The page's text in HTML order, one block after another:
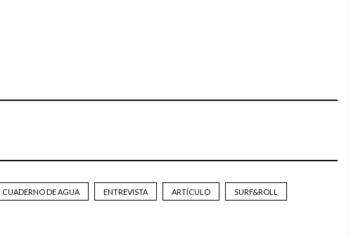
CUADERNO DE AGUA ENTREVISTA ARTÍCULO SURF&ROLL